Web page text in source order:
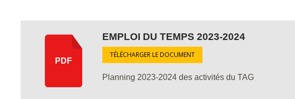
PDF
EMPLOI DU TEMPS 2023-2024
TÉLÉCHARGER LE DOCUMENT
Planning 2023-2024 des activités du TAG